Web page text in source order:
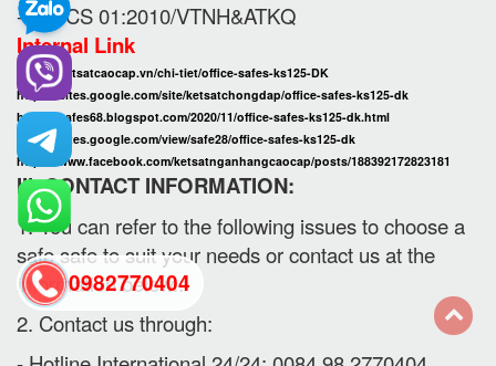
- TCCS 01:2010/VTNH&ATKQ
Internal Link
https://ketsatcaocap.vn/chi-tiet/office-safes-ks125-DK
https://sites.google.com/site/ketsatchongdap/office-safes-ks125-dk
https://safes68.blogspot.com/2020/11/office-safes-ks125-dk.html
https://sites.google.com/view/safe28/office-safes-ks125-dk
https://www.facebook.com/ketsatnganhangcaocap/posts/188392172823181
III. CONTACT INFORMATION:
1. You can refer to the following issues to choose a
safe safe to suit your needs or contact us at the
information below.:
2. Contact us through:
0982770404